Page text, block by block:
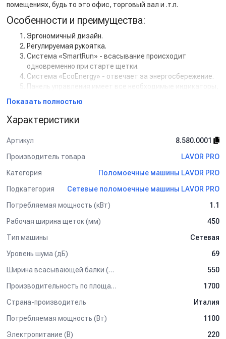
помещениях, будь то это офис, торговый зал и .т.п.
Особенности и преимущества:
Эргономичный дизайн.
Регулируемая рукоятка.
Система «SmartRun» - всасывание происходит
одновременно при старте щетки.
Система «EcoEnergy» - отвечает за энергосбережение.
Панель управления имеет все необходимые индикаторы,
Регулировка подачи химии.
Балка поднимается и опускается при помощи
специальной педали.
Всасывающая турбина имеет изоляцию, обеспечивая
низкий уровень шума.
Показать полностью
Характеристики
Артикул
8.580.0001
Производитель товара
LAVOR PRO
Категория
Поломоечные машины LAVOR PRO
Подкатегория
Сетевые поломоечные машины LAVOR PRO
Потребляемая мощность (кВт)
1.1
Рабочая ширина щеток (мм)
450
Тип машины
Сетевая
Уровень шума (дБ)
69
Ширина всасывающей балки (мм)
550
Производительность по площади (м2/ч)
1700
Страна-производитель
Италия
Потребляемая мощность (Вт)
1100
Электропитание (В)
220